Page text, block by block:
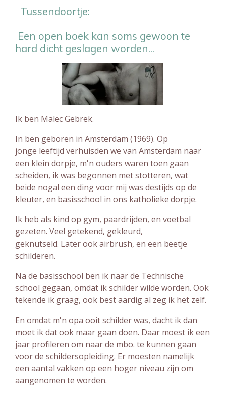
Tussendoortje:
Een open boek kan soms gewoon te
hard dicht geslagen worden...
Ik ben Malec Gebrek.
In ben geboren in Amsterdam (1969). Op
jonge leeftijd verhuisden we van Amsterdam naar
een klein dorpje, m'n ouders waren toen gaan
scheiden, ik was begonnen met stotteren, wat
beide nogal een ding voor mij was destijds op de
kleuter, en basisschool in ons katholieke dorpje.
Ik heb als kind op gym, paardrijden, en voetbal
gezeten. Veel getekend, gekleurd,
geknutseld. Later ook airbrush, en een beetje
schilderen.
Na de basisschool ben ik naar de Technische
school gegaan, omdat ik schilder wilde worden. Ook
tekende ik graag, ook best aardig al zeg ik het zelf.
En omdat m'n opa ooit schilder was, dacht ik dan
moet ik dat ook maar gaan doen. Daar moest ik een
jaar profileren om naar de mbo. te kunnen gaan
voor de schildersopleiding. Er moesten namelijk
een aantal vakken op een hoger niveau zijn om
aangenomen te worden.